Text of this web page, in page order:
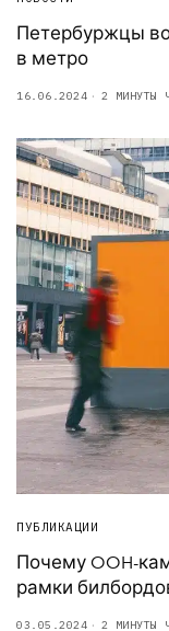
Петербуржцы
в метро
16.06.2024 2 МИНУТЫ
ПУБЛИКАЦИИ
Почему OOH-
рамки
03.05.2024 2 МИНУТЫ